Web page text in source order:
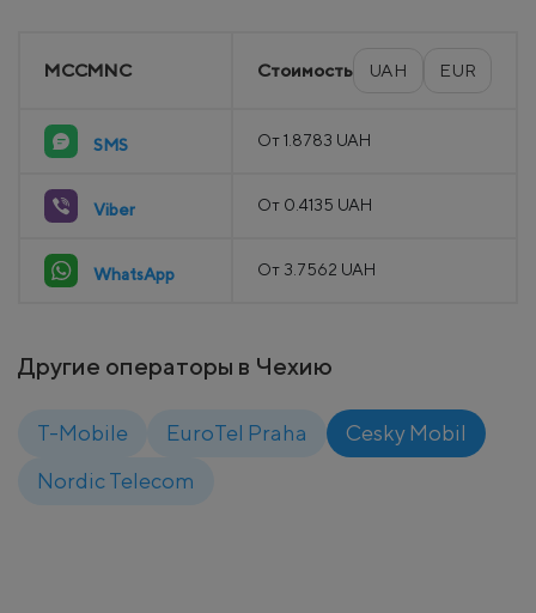
MCCMNC Стоимость UAH EUR
SMS От 1.8783 UAH
Viber От 0.4135 UAH
WhatsApp От 3.7562 UAH
Другие операторы в Чехию
T-Mobile EuroTel Praha
Cesky Mobil
Nordic Telecom